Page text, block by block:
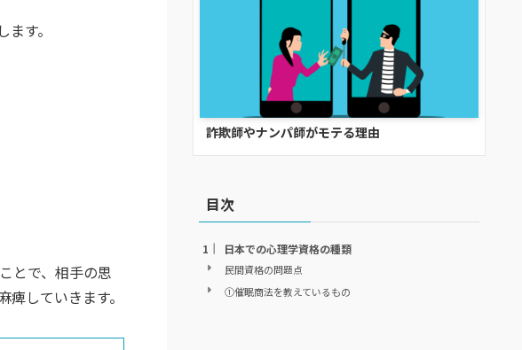
す。
とで、相手の思
していきます。
詐欺師やナンパ師がモテる理由
目次
日本での心理学資格の種類
民間資格の問題点
①催眠商法を教えているもの